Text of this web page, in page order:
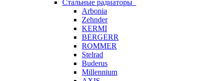
Стальные радиаторы
Arbonia
Zehnder
KERMI
BERGERR
ROMMER
Stelrad
Buderus
Millennium